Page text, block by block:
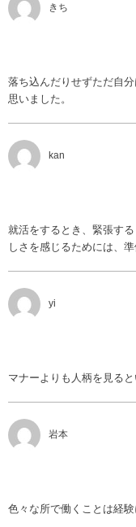
きち
落ち込んだりせずただ自
思いました。
kan
就活をするとき、緊張す
しさを感じるためには、
yi
マナーよりも人柄を見ると
岩本
色々な所で働くことは経